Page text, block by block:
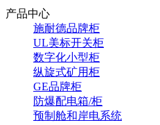
产品中心
施耐德品牌柜
UL美标开关柜
数字化小型柜
纵旋式矿用柜
GE品牌柜
防爆配电箱/柜
预制舱和岸电系统